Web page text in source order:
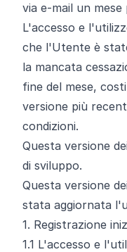
via e-mail un
L'accesso e
che l'Utente è
la mancata
fine del mese,
versione più
condizioni.
Questa versione
di sviluppo.
Questa versione
stata aggiornata
1. Registrazione
1.1 L'accesso e